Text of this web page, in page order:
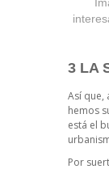
3 LA
Así que,
hemos
está el
Por